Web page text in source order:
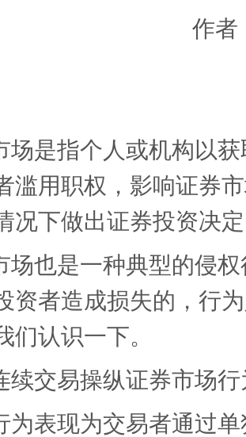
作者
场是指个人或机构以
滥用职权，影响证券
况下做出证券投资决
场也是一种典型的侵
资者造成损失的，行
们认识一下。
续交易操纵证券市场行
为表现为交易者通过